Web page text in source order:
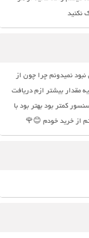
نکنید
نمیدونم چرا چون از
مقدار بیشتر ازم دریافت
کمتر بود بهتر بود با
از خرید خودم 😊🌹